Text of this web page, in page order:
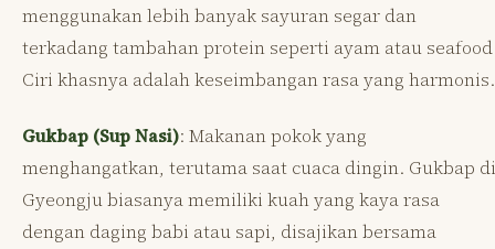
menggunakan lebih banyak sayuran segar dan
terkadang tambahan protein seperti ayam atau
Ciri khasnya adalah keseimbangan rasa yang harmonis.
Gukbap (Sup Nasi): Makanan pokok yang
menghangatkan, terutama saat cuaca dingin. Gukbap di
Gyeongju biasanya memiliki kuah yang kaya rasa
dengan daging babi atau sapi, disajikan bersama